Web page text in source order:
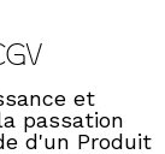
et
passation
d'un Produit